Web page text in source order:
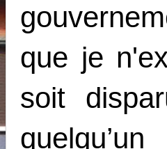
que je
soit